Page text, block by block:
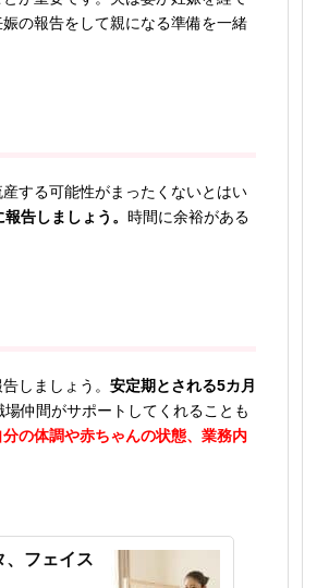
の報告をして親になる準備を一緒
する可能性がまったくないとはい
告しましょう。 時間に余裕がある
しましょう。 安定期とされる5カ月
仲間がサポートしてくれることも
分の体調や赤ちゃんの状態、業務内
、フェイス